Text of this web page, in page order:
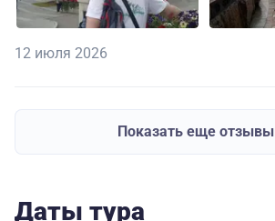
12 июля 2026
Показать еще отзывы
Даты тура